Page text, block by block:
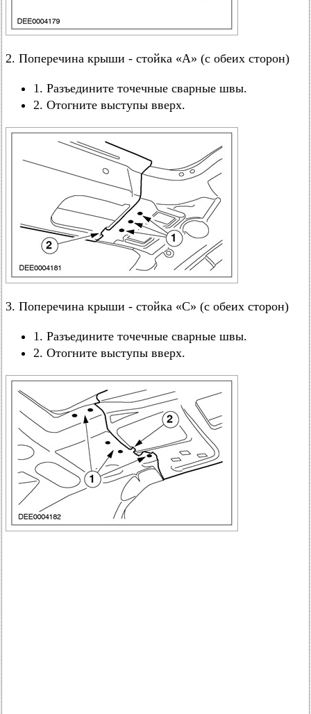
2. Поперечина крыши - стойка «А» (с обеих сторон)
1. Разъедините точечные сварные швы.
2. Отогните выступы вверх.
3. Поперечина крыши - стойка «С» (с обеих сторон)
1. Разъедините точечные сварные швы.
2. Отогните выступы вверх.